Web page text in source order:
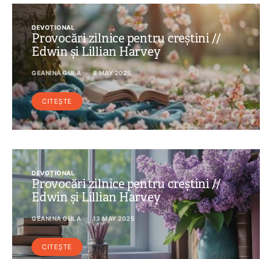
DEVOȚIONAL
Provocări zilnice pentru creștini //
Edwin și Lillian Harvey
GEANINA GULA 8 MAY 2025
CITEȘTE
DEVOȚIONAL
Provocări zilnice pentru creștini //
Edwin și Lillian Harvey
GEANINA GULA 13 MAY 2025
CITEȘTE